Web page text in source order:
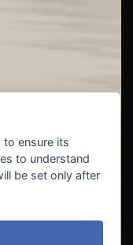
ensure its
to understand
be set only after